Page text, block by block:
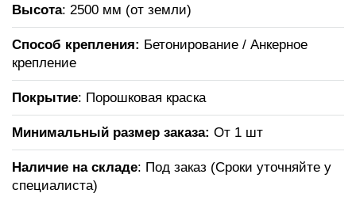
Высота: 2500 мм (от земли)
Способ крепления: Бетонирование / Анкерное
крепление
Покрытие: Порошковая краска
Минимальный размер заказа: От 1 шт
Наличие на складе: Под заказ (Сроки уточняйте у
специалиста)